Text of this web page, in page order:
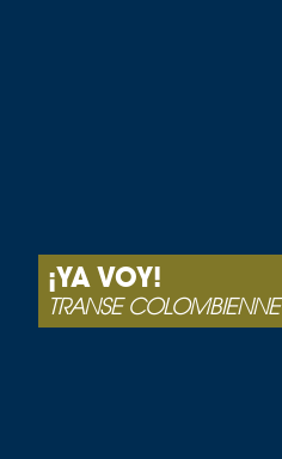
¡YA VOY!
TRANSE COLOMBIENNE